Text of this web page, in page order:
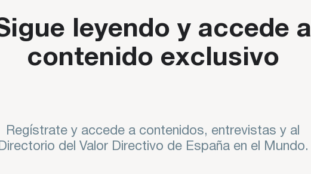
leyendo y accede a
contenido exclusivo
Regístrate y accede a contenidos, entrevistas y al
Directorio del Valor Directivo de España en el Mundo.